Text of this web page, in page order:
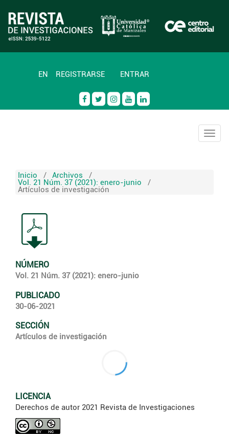
EN REGISTRARSE ENTRAR
Inicio / Archivos /
Vol. 21 Núm. 37 (2021): enero-junio /
Artículos de investigación
NÚMERO
Vol. 21 Núm. 37 (2021): enero-junio
PUBLICADO
30-06-2021
SECCIÓN
Artículos de investigación
LICENCIA
Derechos de autor 2021 Revista de Investigaciones